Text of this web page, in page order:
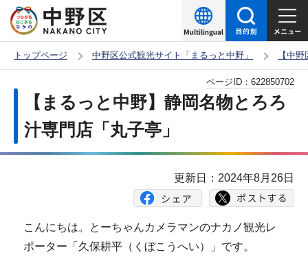
の
ー
トップページ 中野区公式観光サイト「まるっと中野」 【中
か
【まるっと中野】静岡名物とろろ
汁専門店「丸子亭」
ページID： 622850702
更新日：2024年8月26日
こんにちは。とーちゃんカメラマンのナカノ観光レ
ポーター「久保耕平（くぼこうへい）」です。